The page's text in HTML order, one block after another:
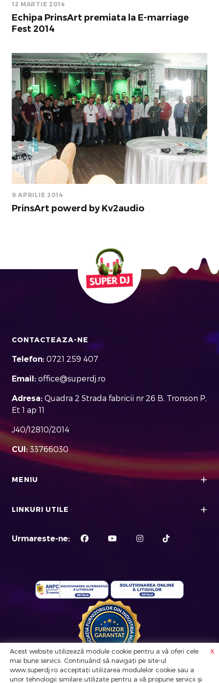
12 MARTIE 2014
Echipa PrinsArt premiata la E-marriage
Fest 2014
9 APRILIE 2014
PrinsArt powerd by Kv2audio
CONTACTEAZA-NE
Telefon: 0721 259 407
Email: office@superdj.ro
Adresa: Quadra 2 Strada fabricii nr 26 B, Tronson P,
Et 1 ap 11
J40/12810/2014
CUI: 33766030
MENIU
LINKURI UTILE
Urmareste-ne:
© Super DJ. Toate drepturile rezervate
Acest website utilizează module cookie pentru a vă oferi cele
mai bune servicii. Continuând să navigați pe site-ul
www.superdj.ro acceptați utilizarea modulelor cookie sau a
unor tehnologii similare utilizate pentru a vă propune servicii și
x